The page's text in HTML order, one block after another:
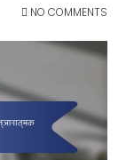
NO COMMENTS